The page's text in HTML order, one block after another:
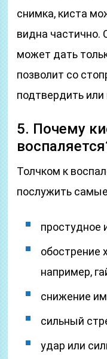
снимка, киста
видна частично.
может дать
позволит со
подтвердить
5. Почему
Толчком к
послужить
простудное
обострение
например,
снижение
сильный
удар или